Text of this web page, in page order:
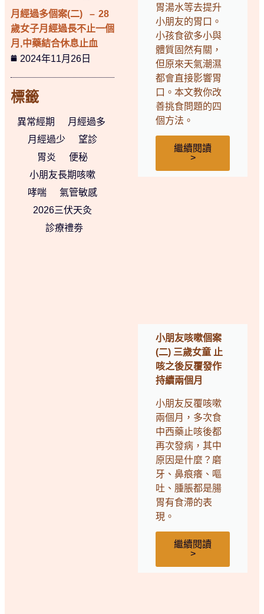
月經過多個案(二) – 28
歲女子月經過長不止一個
月,中藥結合休息止血
2024年11月26日
標籤
異常經期
月經過多
月經過少
望診
胃炎
便秘
小朋友長期咳嗽
哮喘
氣管敏感
2026三伏天灸
診療禮劵
胃湯水等去提升
小朋友的胃口。
小孩食欲多小與
體質固然有關，
但原來天氣潮濕
都會直接影響胃
口。本文教你改
善挑食問題的四
個方法。
繼續閱讀
>
小朋友咳嗽個案
(二) 三歲女童 止
咳之後反覆發作
持續兩個月
小朋友反覆咳嗽
兩個月，多次食
中西藥止咳後都
再次發病，其中
原因是什麼？磨
牙、鼻痕癢、嘔
吐、腫脹都是腸
胃有食滯的表
現。
繼續閱讀
>